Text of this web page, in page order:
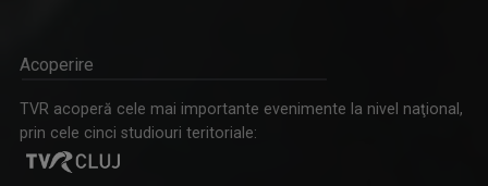
Acoperire
TVR acoperă cele mai importante evenimente la nivel naţional,
prin cele cinci studiouri teritoriale: